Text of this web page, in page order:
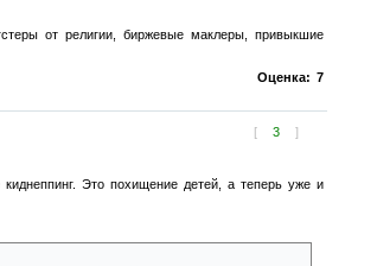
от религии, биржевые маклеры, привыкшие
Оценка: 7
[ 3 ]
Это похищение детей, а теперь уже и